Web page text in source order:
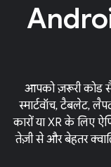
आपको ज़रूरी कोड
स्मार्टवॉच, टैबलेट,
कारों या XR के लिए
तेज़ी से और बेहतर